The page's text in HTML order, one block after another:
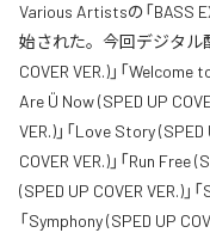
Various Artistsの「BASS
始された。今回デジタル
COVER VER.)」「Welcome
Are Ü Now (SPED UP
VER.)」「Love Story (SPED
COVER VER.)」「Run Free
(SPED UP COVER VER.)」
「Symphony (SPED UP